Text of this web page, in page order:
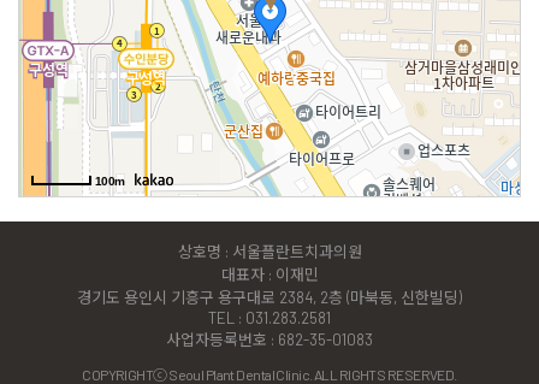
100m
상호명 : 서울플란트치과의원
대표자 : 이재민
경기도 용인시 기흥구 용구대로 2384, 2층 (마북동, 신한빌딩)
TEL : 031.283.2581
사업자등록번호 : 682-35-01083
COPYRIGHTⓒ Seoul Plant Dental Clinic. ALL RIGHTS RESERVED.